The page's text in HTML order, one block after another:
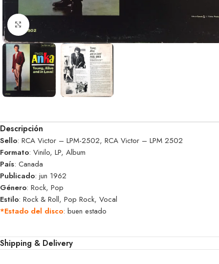
Clic para ampliar
Descripción
Sello: RCA Victor – LPM-2502, RCA Victor – LPM 2502
Formato: Vinilo, LP, Album
País: Canada
Publicado: jun 1962
Género: Rock, Pop
Estilo: Rock & Roll, Pop Rock, Vocal
*Estado del disco: buen estado
Shipping & Delivery